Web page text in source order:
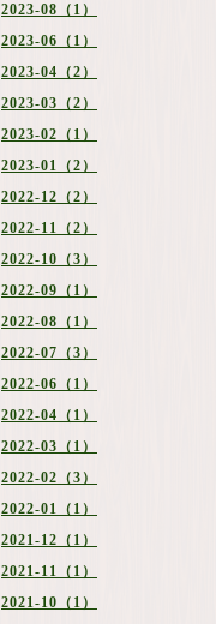
2023-08（1）
2023-06（1）
2023-04（2）
2023-03（2）
2023-02（1）
2023-01（2）
2022-12（2）
2022-11（2）
2022-10（3）
2022-09（1）
2022-08（1）
2022-07（3）
2022-06（1）
2022-04（1）
2022-03（1）
2022-02（3）
2022-01（1）
2021-12（1）
2021-11（1）
2021-10（1）